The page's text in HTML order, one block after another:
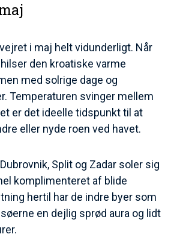
i maj helt vidunderligt. Når
den kroatiske varme
med solrige dage og
Temperaturen svinger mellem
er det ideelle tidspunkt til at
eller nyde roen ved havet.
Split og Zadar soler sig
komplimenteret af blide
hertil har de indre byer som
en dejlig sprød aura og lidt